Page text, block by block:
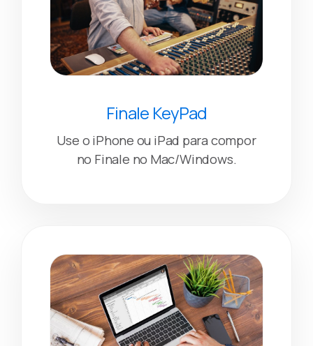
Finale KeyPad
Use o iPhone ou iPad para compor
no Finale no Mac/Windows.